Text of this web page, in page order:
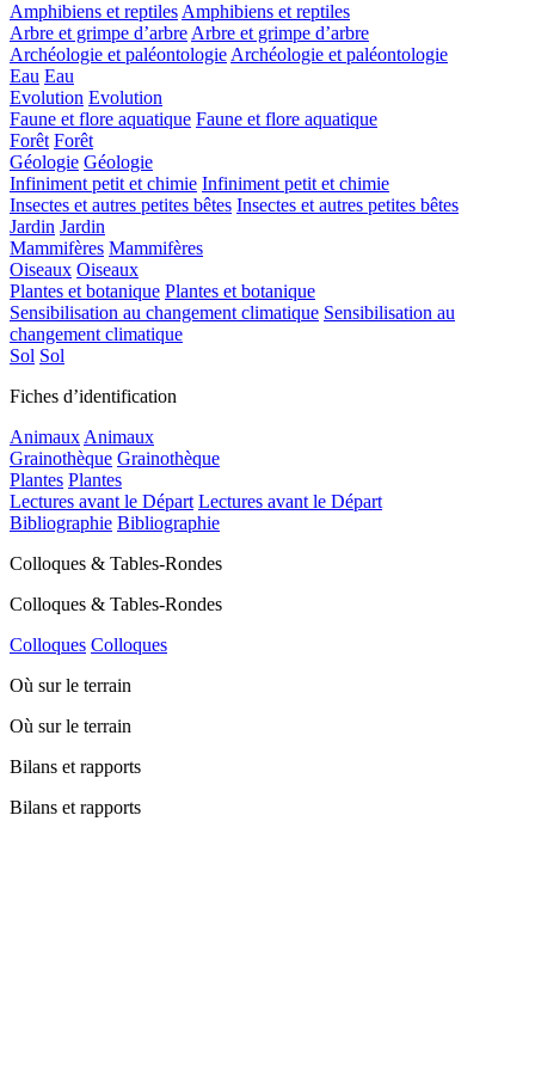
Amphibiens et reptilesAmphibiens et reptiles
Arbre et grimpe d’arbreArbre et grimpe d’arbre
Archéologie et paléontologieArchéologie et paléontologie
Eau Eau
Evolution Evolution
Faune et flore aquatique Faune et flore aquatique
Forêt Forêt
Géologie Géologie
Infiniment petit et chimie Infiniment petit et chimie
Insectes et autres petites bêtes Insectes et autres petites bêtes
Jardin Jardin
Mammifères Mammifères
Oiseaux Oiseaux
Plantes et botanique Plantes et botanique
Sensibilisation au changement climatique Sensibilisation au
changement climatique
Sol Sol
Fiches d’identification
AnimauxAnimaux
Grainothèque Grainothèque
Plantes Plantes
Lectures avant le Départ Lectures avant le Départ
Bibliographie Bibliographie
Colloques & Tables-Rondes
Colloques & Tables-Rondes
Colloques Colloques
Où sur le terrain
Où sur le terrain
Bilans et rapports
Bilans et rapports